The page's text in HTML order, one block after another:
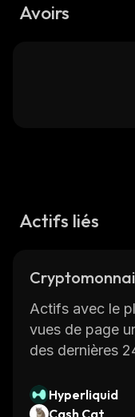
Avoirs
Actifs liés
Actifs avec le
vues de page
des dernières
Hyperliquid
Cash Cat